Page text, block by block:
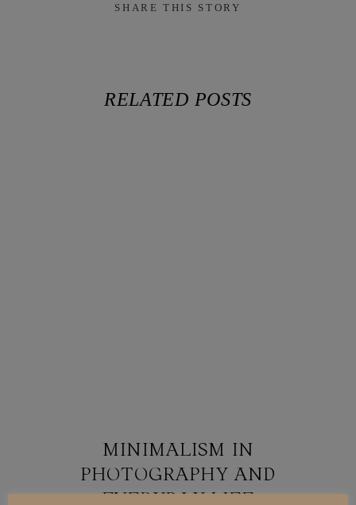
SHARE THIS STORY
RELATED POSTS
MINIMALISM IN
PHOTOGRAPHY AND
EVERYDAY LIFE